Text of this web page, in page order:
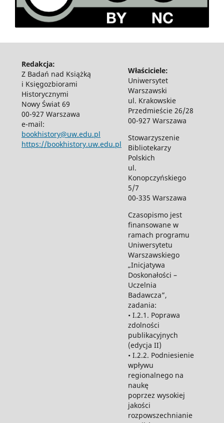
Redakcja:
Z Badań nad Książką
i Księgozbiorami
Historycznymi
Nowy Świat 69
00-927 Warszawa
e-mail:
bookhistory@uw.edu.pl
https://bookhistory.uw.edu.pl
Właściciele:
Uniwersytet
Warszawski
ul. Krakowskie
Przedmieście 26/28
00-927 Warszawa
Stowarzyszenie
Bibliotekarzy
Polskich
ul.
Konopczyńskiego
5/7
00-335 Warszawa
Czasopismo jest
finansowane w
ramach programu
Uniwersytetu
Warszawskiego
„Inicjatywa
Doskonałości –
Uczelnia
Badawcza”,
zadania:
• I.2.1. Poprawa
zdolności
publikacyjnych
(edycja II)
• I.2.2. Podniesienie
wpływu
regionalnego na
naukę
poprzez wysokiej
jakości
rozpowszechnianie